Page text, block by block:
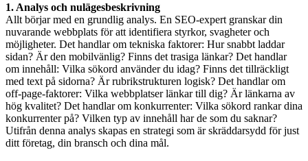
1. Analys och nulägesbeskrivning
Allt börjar med en grundlig analys. En SEO-expert granskar din
nuvarande webbplats för att identifiera styrkor, svagheter och
möjligheter. Det handlar om tekniska faktorer: Hur snabbt laddar
sidan? Är den mobilvänlig? Finns det trasiga länkar? Det handlar
om innehåll: Vilka sökord använder du idag? Finns det tillräckligt
med text på sidorna? Är rubrikstrukturen logisk? Det handlar om
off-page-faktorer: Vilka webbplatser länkar till dig? Är länkarna av
hög kvalitet? Det handlar om konkurrenter: Vilka sökord rankar dina
konkurrenter på? Vilken typ av innehåll har de som du saknar?
Utifrån denna analys skapas en strategi som är skräddarsydd för just
ditt företag, din bransch och dina mål.